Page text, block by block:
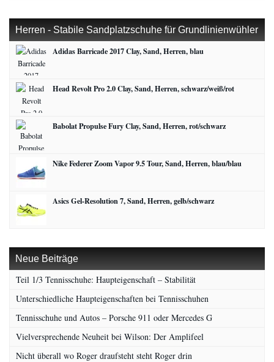
Herren - Stabile Sandplatzschuhe für Grundlinienwühler
Adidas Barricade 2017 Clay, Sand, Herren, blau
Head Revolt Pro 2.0 Clay, Sand, Herren, schwarz/weiß/rot
Babolat Propulse Fury Clay, Sand, Herren, rot/schwarz
Nike Federer Zoom Vapor 9.5 Tour, Sand, Herren, blau/blau
Asics Gel-Resolution 7, Sand, Herren, gelb/schwarz
Neue Beiträge
Teil 1/3 Tennisschuhe: Haupteigenschaft – Stabilität
Unterschiedliche Haupteigenschaften bei Tennisschuhen
Tennisschuhe und Autos – Porsche 911 oder Mercedes G
Vielversprechende Neuheit bei Wilson: Der Amplifeel
Nicht überall wo Roger draufsteht steht Roger drin